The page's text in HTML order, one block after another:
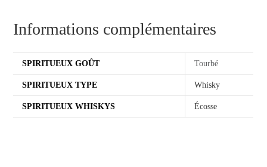
Informations complémentaires
SPIRITUEUX GOÛT Tourbé
SPIRITUEUX TYPE Whisky
SPIRITUEUX WHISKYS Écosse